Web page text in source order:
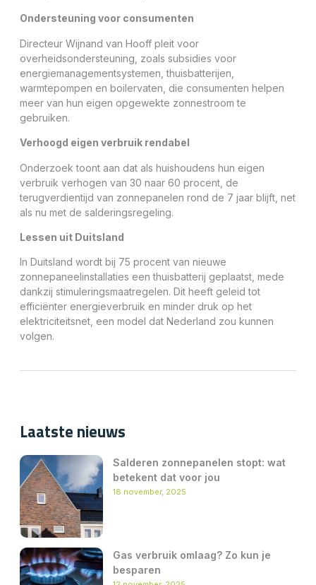
Ondersteuning voor consumenten
Directeur Wijnand van Hooff pleit voor
overheidsondersteuning, zoals subsidies voor
energiemanagementsystemen, thuisbatterijen,
warmtepompen en boilervaten, die consumenten helpen
meer van hun eigen opgewekte zonnestroom te
gebruiken.
Verhoogd eigen verbruik rendabel
Onderzoek toont aan dat als huishoudens hun eigen
verbruik verhogen van 30 naar 60 procent, de
terugverdientijd van zonnepanelen rond de 7 jaar blijft, net
als nu met de salderingsregeling.
Lessen uit Duitsland
In Duitsland wordt bij 75 procent van nieuwe
zonnepaneelinstallaties een thuisbatterij geplaatst, mede
dankzij stimuleringsmaatregelen. Dit heeft geleid tot
efficiënter energieverbruik en minder druk op het
elektriciteitsnet, een model dat Nederland zou kunnen
volgen.
Laatste nieuws
Salderen zonnepanelen stopt: wat
betekent dat voor jou
18 november, 2025
Gas verbruik omlaag? Zo kun je
besparen